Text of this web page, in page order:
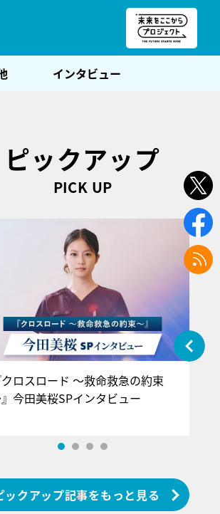
インタビュー
ピックアップ
PICK UP
クロスロード ～救命救急の約束
今田美桜SPインタビュー
ックアップ記事をもっと見る